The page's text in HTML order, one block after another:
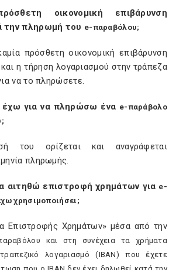
οικονομική επιβάρυνση
την πληρωμή του e-παραβόλου;
πρόσθετη οικονομική επιβάρυνση
και η τήρηση λογαριασμού στην τράπεζα
να το πληρώσετε.
για να πληρώσω ένα e-παράβολο
του ορίζεται και αναγράφεται
πληρωμής.
αιτηθώ επιστροφή χρημάτων για e-
χρησιμοποιήσει;
Επιστροφής Χρημάτων» μέσα από την
και στη συνέχεια τα χρήματα
λογαριασμό (ΙΒΑΝ) που έχετε